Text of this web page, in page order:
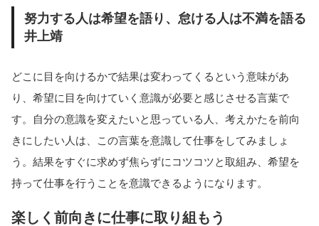
努力する人は希望を語り、怠ける人は不満を語る
井上靖
どこに目を向けるかで結果は変わってくるという意味があ
り、希望に目を向けていく意識が必要と感じさせる言葉で
す。自分の意識を変えたいと思っている人、考えかたを前向
きにしたい人は、この言葉を意識して仕事をしてみましょ
う。結果をすぐに求めず焦らずにコツコツと取組み、希望を
持って仕事を行うことを意識できるようになります。
楽しく前向きに仕事に取り組もう